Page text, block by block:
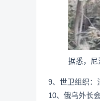
据悉，尼
9、世卫组织：
10、俄乌外长